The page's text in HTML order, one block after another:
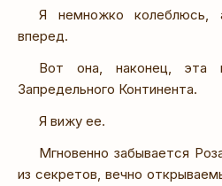
Я немножко колеблюсь,
вперед.
Вот она, наконец, эта
Запредельного Континента.
Я вижу ее.
Мгновенно забывается
из секретов, вечно